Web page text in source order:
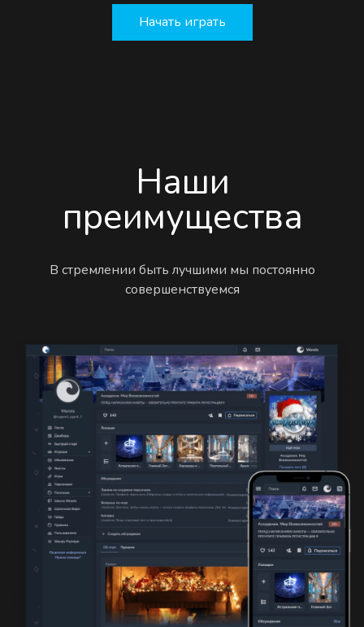
Начать играть
Наши
преимущества
В стремлении быть лучшими мы постоянно
совершенствуемся